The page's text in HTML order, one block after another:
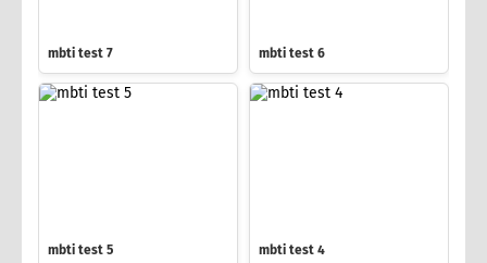
mbti test 7 mbti test 6
mbti test 5 mbti test 4